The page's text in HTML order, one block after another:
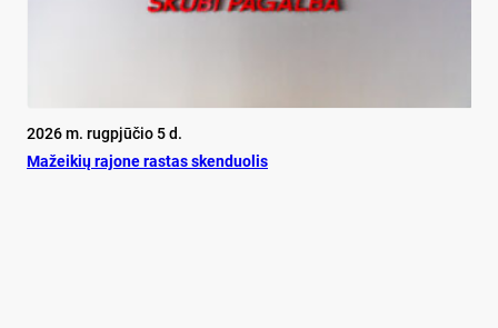
2026 m. rugpjūčio 5 d.
Mažeikių rajone rastas skenduolis